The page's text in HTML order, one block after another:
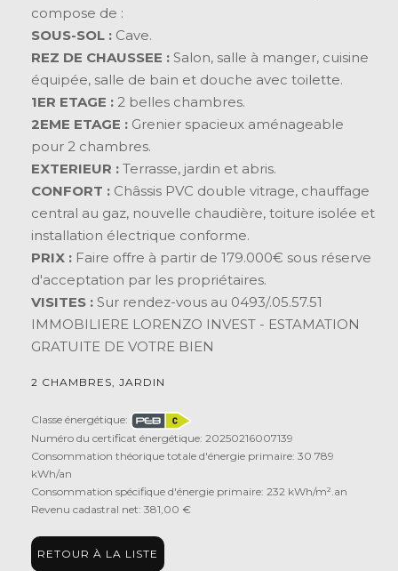
compose de :
SOUS-SOL : Cave.
REZ DE CHAUSSEE : Salon, salle à manger, cuisine
équipée, salle de bain et douche avec toilette.
1ER ETAGE : 2 belles chambres.
2EME ETAGE : Grenier spacieux aménageable
pour 2 chambres.
EXTERIEUR : Terrasse, jardin et abris.
CONFORT : Châssis PVC double vitrage, chauffage
central au gaz, nouvelle chaudière, toiture isolée et
installation électrique conforme.
PRIX : Faire offre à partir de 179.000€ sous réserve
d'acceptation par les propriétaires.
VISITES : Sur rendez-vous au 0493/.05.57.51
IMMOBILIERE LORENZO INVEST - ESTAMATION
GRATUITE DE VOTRE BIEN
2 CHAMBRES, JARDIN
Classe énergétique:
Numéro du certificat énergétique: 20250216007139
Consommation théorique totale d'énergie primaire: 30 789
kWh/an
Consommation spécifique d'énergie primaire: 232 kWh/m².an
Revenu cadastral net: 381,00 €
RETOUR À LA LISTE